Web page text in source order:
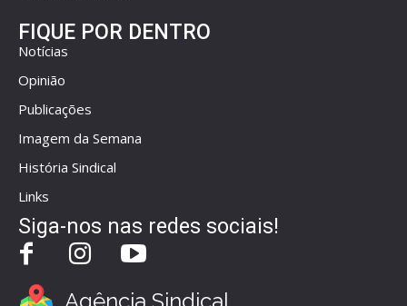
FIQUE POR DENTRO
Notícias
Opinião
Publicações
Imagem da Semana
História Sindical
Links
Siga-nos nas redes sociais!